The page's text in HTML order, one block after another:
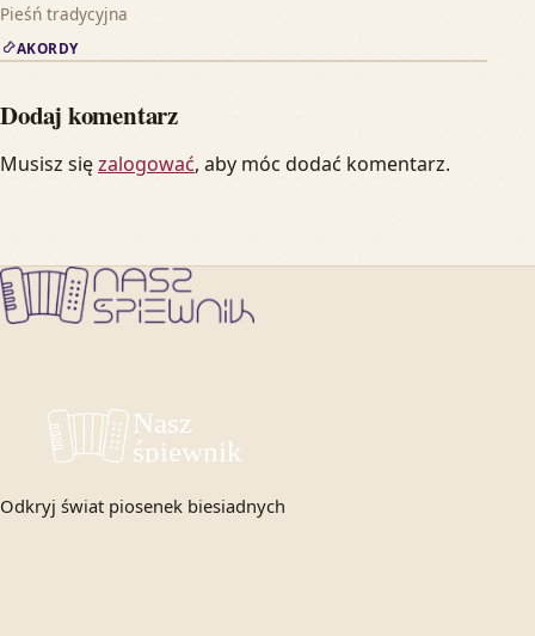
Pieśń tradycyjna
AKORDY
Dodaj komentarz
Musisz sięzalogować, aby móc dodać komentarz.
Odkryj świat piosenek biesiadnych